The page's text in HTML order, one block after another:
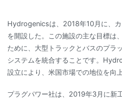
Hydrogenicsは、2018年10月に、
を開設した。この施設の主な目標は
ために、大型トラックとバスのプラ
システムを統合することです。
設立により、米国市場での地位を向
プラグパワー社は、2019年3月に新